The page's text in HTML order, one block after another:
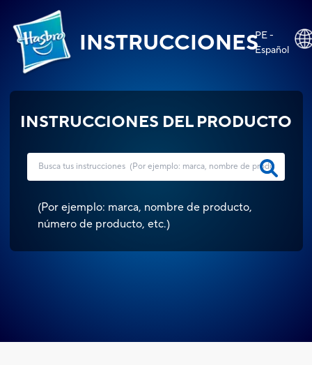
INSTRUCCIONESPE -
Español
INSTRUCCIONES DEL PRODUCTO
(Por ejemplo: marca, nombre de producto,
número de producto, etc.)